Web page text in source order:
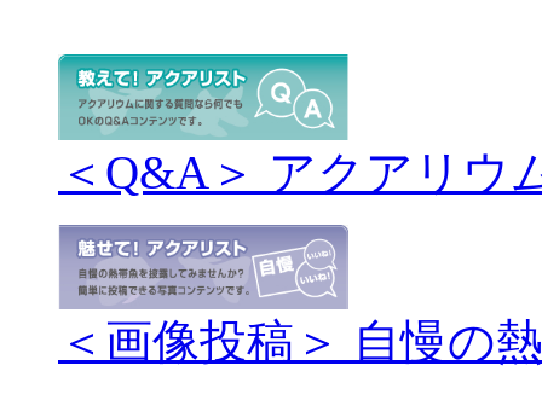
＜Q&A＞ アクアリウ
＜画像投稿＞ 自慢の